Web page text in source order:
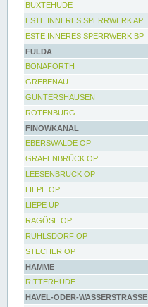
BUXTEHUDE
ESTE INNERES SPERRWERK AP
ESTE INNERES SPERRWERK BP
FULDA
BONAFORTH
GREBENAU
GUNTERSHAUSEN
ROTENBURG
FINOWKANAL
EBERSWALDE OP
GRAFENBRÜCK OP
LEESENBRÜCK OP
LIEPE OP
LIEPE UP
RAGÖSE OP
RUHLSDORF OP
STECHER OP
HAMME
RITTERHUDE
HAVEL-ODER-WASSERSTRASSE